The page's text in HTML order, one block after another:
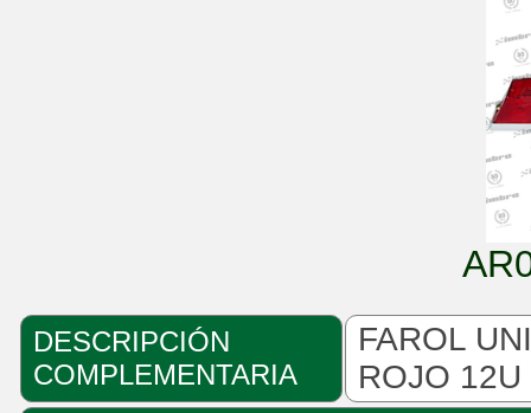
DESCRIPCIÓN
COMPLEMENTARIA
FAROL
ROJO 12U